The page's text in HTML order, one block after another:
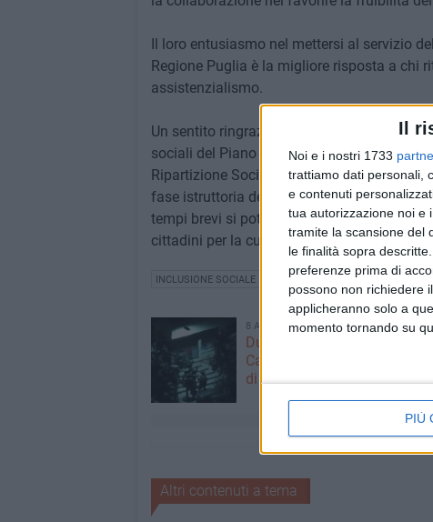
Il
Noi e i nostri 1733
trattiamo dati personali,
e contenuti
tua autorizzazione noi e
tramite la scansione del
le finalità sopra
preferenze prima di
possono non richiedere
applicheranno solo a
momento tornando su
PIÙ
Il loro entusiasmo nel mettersi al servizio
Regione Puglia è la migliore risposta a chi
assistenzialismo.
Un sentito ringraziamento va all'Ufficio di
sociali del Piano Povertà che, in sinergia
Ripartizione Socioculturale Andrea Foti,
fase istruttoria delle domande pervenute e
tempi brevi si potesse tornare a
cittadini per la cura del bene comune».
INCLUSIONE SOCIALE
8 AGOSTO 2026
Due latitanti del clan mafioso
Capriati arrestati in un
di Bisceglie
Altri contenuti a tema